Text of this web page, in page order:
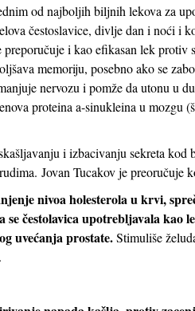
od najboljih biljnih lekova za
čestoslavice, divlje dan i noći i
preporučuje i kao efikasan lek
memoriju, posebno ako se
nervozu i pomže da utonu u
proteina a-sinukleina u mozgu
i izbacivanju sekreta kod
Jovan Tucakov je preoručuje
nivoa holesterola u krvi,
se čestolavica upotrebljavala kao
uvećanja prostate.Stimuliše